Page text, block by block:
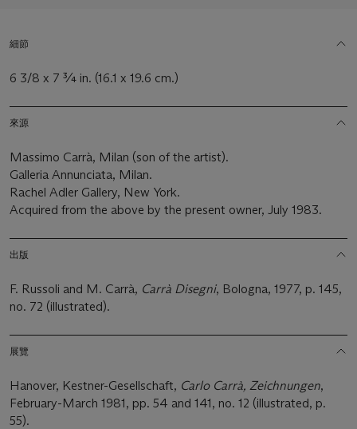
細節
6 3/8 x 7 ¾ in. (16.1 x 19.6 cm.)
來源
Massimo Carrà, Milan (son of the artist).
Galleria Annunciata, Milan.
Rachel Adler Gallery, New York.
Acquired from the above by the present owner, July 1983.
出版
F. Russoli and M. Carrà, Carrà Disegni, Bologna, 1977, p. 145,
no. 72 (illustrated).
展覽
Hanover, Kestner-Gesellschaft, Carlo Carrà, Zeichnungen,
February-March 1981, pp. 54 and 141, no. 12 (illustrated, p.
55).